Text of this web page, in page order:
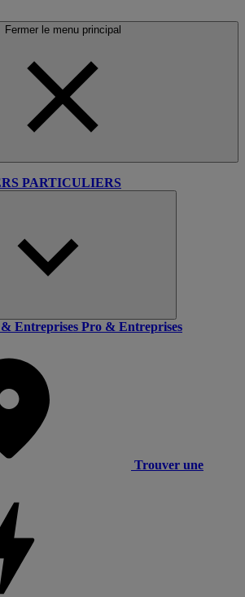
Fermer le menu principal
PARTICULIERS
& Entreprises Pro & Entreprises
Trouver une